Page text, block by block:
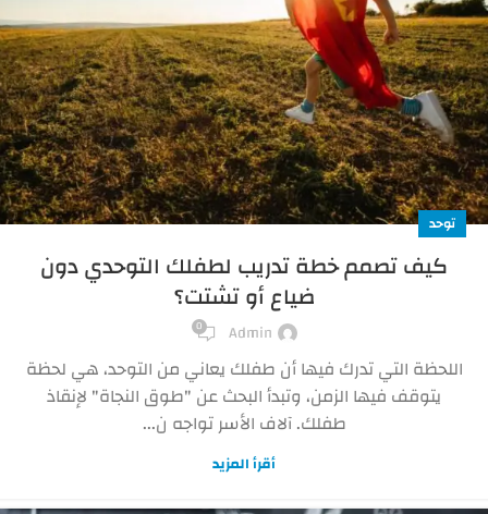
توحد
كيف تصمم خطة تدريب لطفلك التوحدي دون
ضياع أو تشتت؟
Admin
0
اللحظة التي تدرك فيها أن طفلك يعاني من التوحد، هي لحظة
يتوقف فيها الزمن، وتبدأ البحث عن "طوق النجاة" لإنقاذ
طفلك. آلاف الأسر تواجه ن...
أقرأ المزيد